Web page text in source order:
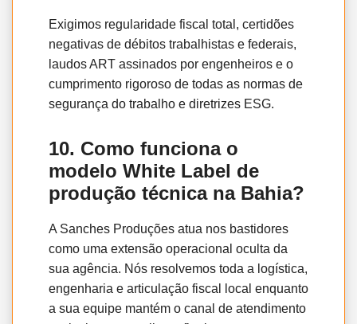
Exigimos regularidade fiscal total, certidões
negativas de débitos trabalhistas e federais,
laudos ART assinados por engenheiros e o
cumprimento rigoroso de todas as normas de
segurança do trabalho e diretrizes ESG.
10. Como funciona o
modelo White Label de
produção técnica na Bahia?
A Sanches Produções atua nos bastidores
como uma extensão operacional oculta da
sua agência. Nós resolvemos toda a logística,
engenharia e articulação fiscal local enquanto
a sua equipe mantém o canal de atendimento